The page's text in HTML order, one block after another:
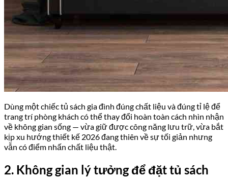
Dùng một chiếc tủ sách gia đình đúng chất liệu và đúng tỉ lệ để
trang trí phòng khách có thể thay đổi hoàn toàn cách nhìn nhận
về không gian sống — vừa giữ được công năng lưu trữ, vừa bắt
kịp xu hướng thiết kế 2026 đang thiên về sự tối giản nhưng
vẫn có điểm nhấn chất liệu thật.
2. Không gian lý tưởng để đặt tủ sách